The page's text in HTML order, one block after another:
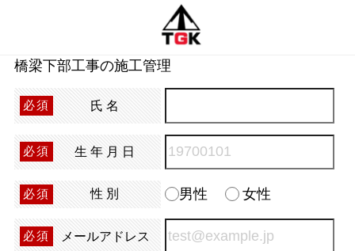
橋梁下部工事の施工管理
必須 氏名
必須 生年月日
必須 性別 男性 女性
必須 メールアドレス